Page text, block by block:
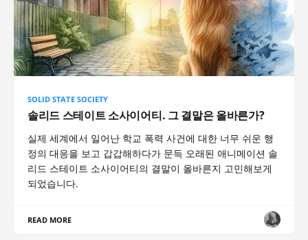
SOLID STATE SOCIETY
솔리드 스테이트 소사이어티. 그 결말은 올바른가?
실제 세계에서 일어난 학교 폭력 사건에 대한 너무 쉬운 행
정의 대응을 보고 갑갑해하다가 문득 오래된 애니메이션 솔
리드 스테이트 소사이어티의 결말이 올바른지 고민해보게
되었습니다.
READ MORE